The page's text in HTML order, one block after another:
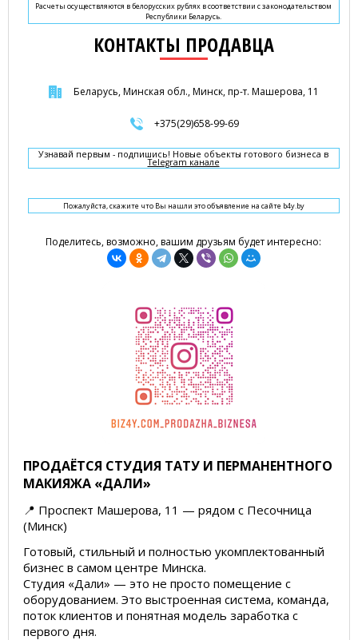
Расчеты осуществляются в белорусских рублях в соответствии с законодательством
Республики Беларусь.
КОНТАКТЫ ПРОДАВЦА
Беларусь, Минская обл., Минск, пр-т. Машерова, 11
+375(29)658-99-69
Узнавай первым - подпишись! Новые объекты готового бизнеса в
Telegram канале
Пожалуйста, скажите что Вы нашли это объявление на сайте b4y.by
Поделитесь, возможно, вашим друзьям будет интересно:
ПРОДАЁТСЯ СТУДИЯ ТАТУ И ПЕРМАНЕНТНОГО
МАКИЯЖА «ДАЛИ»
📍 Проспект Машерова, 11 — рядом с Песочница
(Минск)
Готовый, стильный и полностью укомплектованный
бизнес в самом центре Минска.
Студия «Дали» — это не просто помещение с
оборудованием. Это выстроенная система, команда,
поток клиентов и понятная модель заработка с
первого дня.